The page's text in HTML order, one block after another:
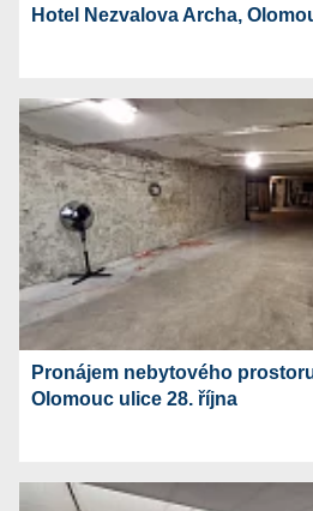
Hotel Nezvalova Archa,
Pronájem nebytového
Olomouc ulice 28. října